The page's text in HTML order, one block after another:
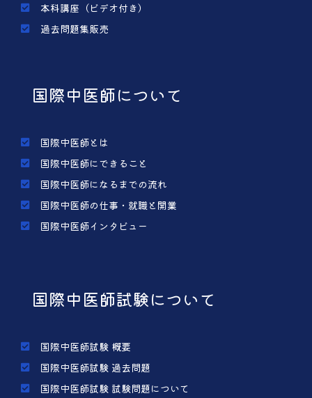
本科講座（ビデオ付き）
過去問題集販売
国際中医師について
国際中医師とは
国際中医師にできること
国際中医師になるまでの流れ
国際中医師の仕事・就職と開業
国際中医師インタビュー
国際中医師試験について
国際中医師試験 概要
国際中医師試験 過去問題
国際中医師試験 試験問題について